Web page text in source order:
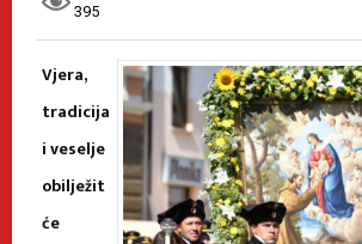
395
Vjera,
tradicija
i veselje
obilježit
će